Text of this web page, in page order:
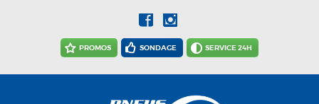
PROMOS SONDAGE SERVICE 24H
NOTRE
ENTREPRISE
NOS SERVICES